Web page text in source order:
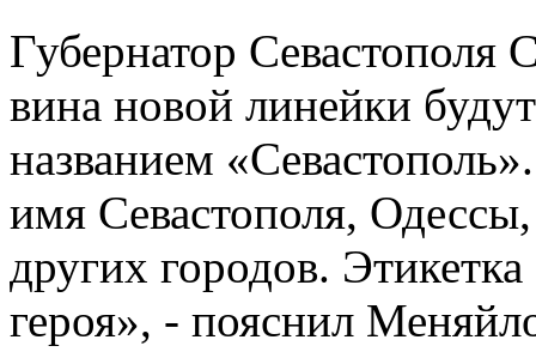
Губернатор Севастополя
вина новой линейки
названием
имя Севастополя,
других городов.
героя», - пояснил